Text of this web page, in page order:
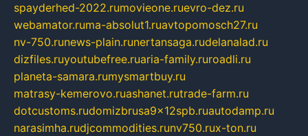
spayderhed-2022.rumovieone.ruevro-dez.ru
webamator.ruma-absolut1.ruavtopomosch27.ru
nv-750.runews-plain.runertansaga.rudelanalad.ru
dizfiles.ruyoutubefree.ruaria-family.ruroadli.ru
planeta-samara.rumysmartbuy.ru
matrasy-kemerovo.ruashanet.rutrade-farm.ru
dotcustoms.rudomizbrusa9x12spb.ruautodamp.ru
narasimha.rudjcommodities.runv750.rux-ton.ru